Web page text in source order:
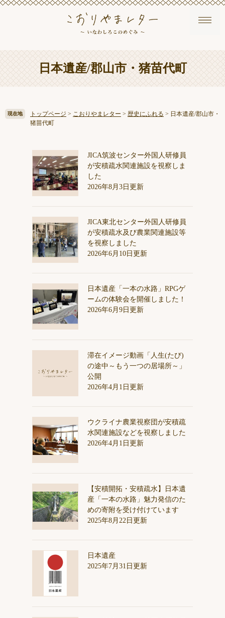
ペ
ー
ジ
の
頭
で
メ
ニ
ュ
ー
飛
ば
本
文
日本遺産/郡山市・猪苗代町
現在地 トップページ > こおりやまレター > 歴史にふれる > 日本遺産/郡山市・
猪苗代町
JICA筑波センター外国人研修員
が安積疏水関連施設を視察しま
した
2026年8月3日更新
JICA東北センター外国人研修員
が安積疏水及び農業関連施設等
を視察しました
2026年6月10日更新
日本遺産「一本の水路」RPGゲ
ームの体験会を開催しました！
2026年6月9日更新
滞在イメージ動画「人生(たび)
の途中～もう一つの居場所～」
公開
2026年4月1日更新
ウクライナ農業視察団が安積疏
水関連施設などを視察しました
2026年4月1日更新
【安積開拓・安積疏水】日本遺
産「一本の水路」魅力発信のた
めの寄附を受け付けています
2025年8月22日更新
日本遺産
2025年7月31日更新